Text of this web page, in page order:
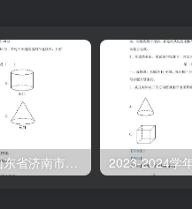
2023-2024学年山东省济南市章丘区九年级上学期数学期末试题及答案(Word版)